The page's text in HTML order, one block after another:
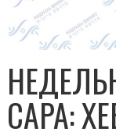
САРА: